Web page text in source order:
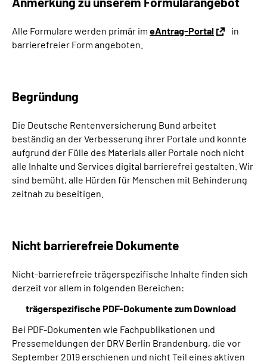
Alle Formulare werden primär im eAntrag-Portal
in
barrierefreier Form angeboten.
Begründung
Die Deutsche Rentenversicherung Bund arbeitet
beständig an der Verbesserung ihrer Portale und konnte
aufgrund der Fülle des Materials aller Portale noch nicht
alle Inhalte und Services digital barrierefrei gestalten. Wir
sind bemüht, alle Hürden für Menschen mit Behinderung
zeitnah zu beseitigen.
Nicht barrierefreie Dokumente
Nicht-barrierefreie trägerspezifische Inhalte finden sich
derzeit vor allem in folgenden Bereichen:
trägerspezifische PDF-Dokumente zum Download
Bei PDF-Dokumenten wie Fachpublikationen und
Pressemeldungen der DRV Berlin Brandenburg, die vor
September 2019 erschienen und nicht Teil eines aktiven